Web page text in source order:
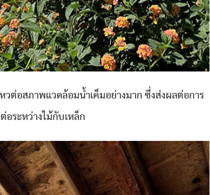
วต่อสภาพแวดล้อมน้ำเค็มอย่างมาก ซึ่งส่งผลต่อการ
อระหว่างไม้กับเหล็ก